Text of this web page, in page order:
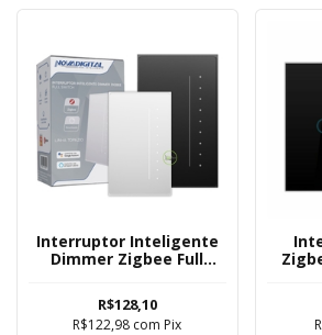
Interruptor Inteligente
Dimmer Zigbee Full
R$128,10
R$122,98 com Pix